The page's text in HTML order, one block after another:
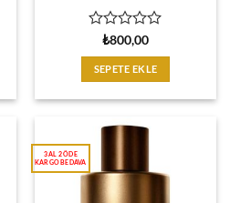
üzerinden
0
oy
aldı
₺800,00
SEPETE EKLE